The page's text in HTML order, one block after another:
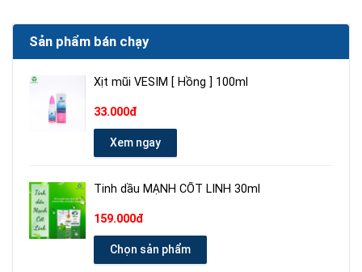
Sản phẩm bán chạy
Xịt mũi VESIM [ Hồng ] 100ml
33.000đ
Xem ngay
Tinh dầu MẠNH CỐT LINH 30ml
159.000đ
Chọn sản phẩm